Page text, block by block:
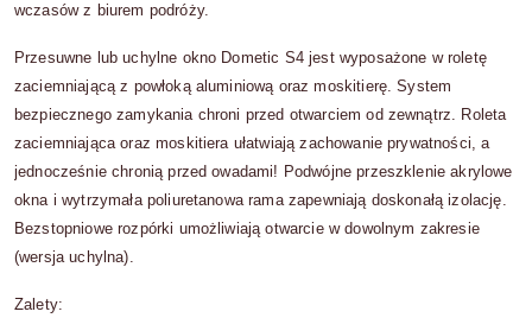
wczasów z biurem podróży.
Przesuwne lub uchylne okno Dometic S4 jest wyposażone w roletę
zaciemniającą z powłoką aluminiową oraz moskitierę. System
bezpiecznego zamykania chroni przed otwarciem od zewnątrz. Roleta
zaciemniająca oraz moskitiera ułatwiają zachowanie prywatności, a
jednocześnie chronią przed owadami! Podwójne przeszklenie akrylowe
okna i wytrzymała poliuretanowa rama zapewniają doskonałą izolację.
Bezstopniowe rozpórki umożliwiają otwarcie w dowolnym zakresie
(wersja uchylna).
Zalety: